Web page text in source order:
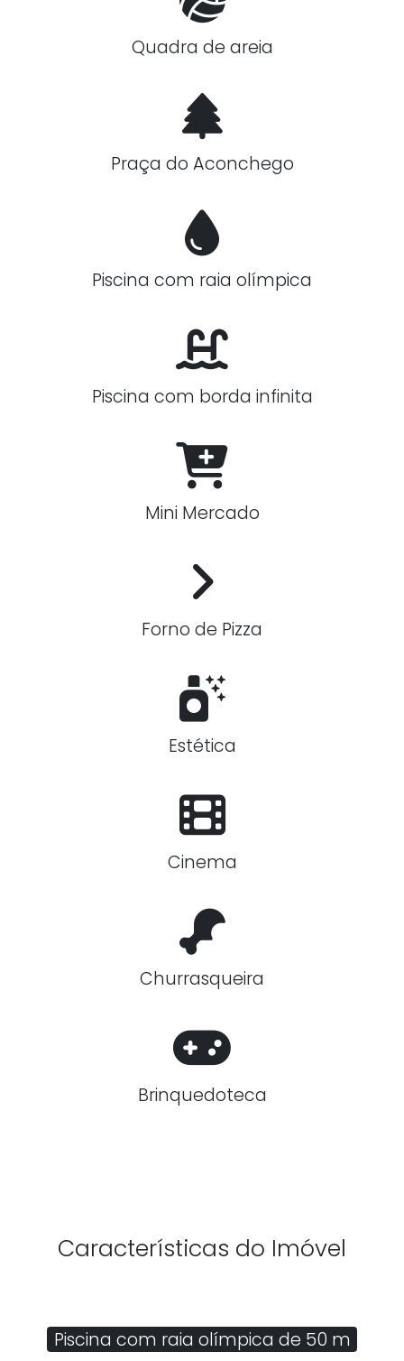
Quadra de areia
Praça do Aconchego
Piscina com raia olímpica
Piscina com borda infinita
Mini Mercado
Forno de Pizza
Estética
Cinema
Churrasqueira
Brinquedoteca
Características do Imóvel
Piscina com raia olímpica de 50 m